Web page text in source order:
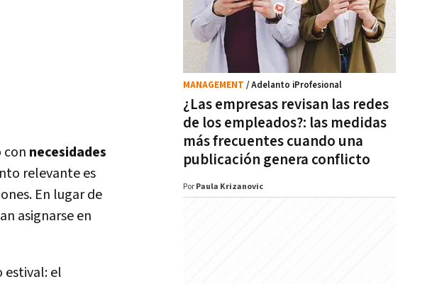
con necesidades
relevante es
En lugar de
asignarse en
estival: el
¿Las empresas revisan las redes
de los empleados?: las medidas
más frecuentes cuando una
publicación genera conflicto
MANAGEMENT / Adelanto iProfesional
Por Paula Krizanovic